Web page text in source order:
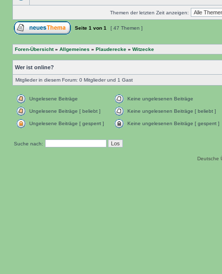
Themen der letzten Zeit anzeigen:
Seite 1 von 1 [ 47 Themen ]
Foren-Übersicht» Allgemeines » Plauderecke » Witzecke
Wer ist online?
Mitglieder in diesem Forum: 0 Mitglieder und 1 Gast
Ungelesene Beiträge Keine ungelesenen Beiträge
Ungelesene Beiträge [ beliebt ] Keine ungelesenen Beiträge [ beliebt ]
Ungelesene Beiträge [ gesperrt ] Keine ungelesenen Beiträge [ gesperrt ]
Suche nach:
Deutsche